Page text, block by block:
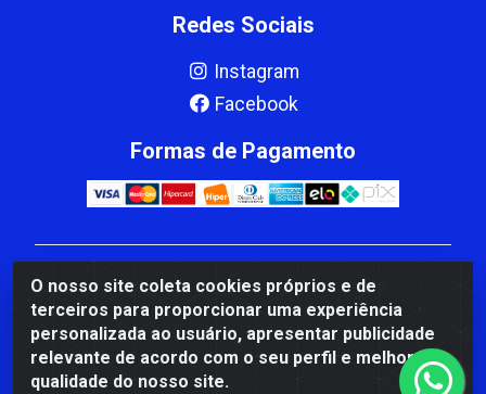
O nosso site coleta cookies próprios e de
terceiros para proporcionar uma experiência
personalizada ao usuário, apresentar publicidade
relevante de acordo com o seu perfil e melhorar a
qualidade do nosso site.
Redes Sociais
Instagram
Facebook
Formas de Pagamento
CBP MACEDO COMERCIO PEÇAS LTDA Matriz - av
Mauro Miranda Madureira, 1249 - Coramara , Cachoeiro
de Itapemirim/ES - CEP 29.311-310 - CNPJ
00.502.680/0001-41